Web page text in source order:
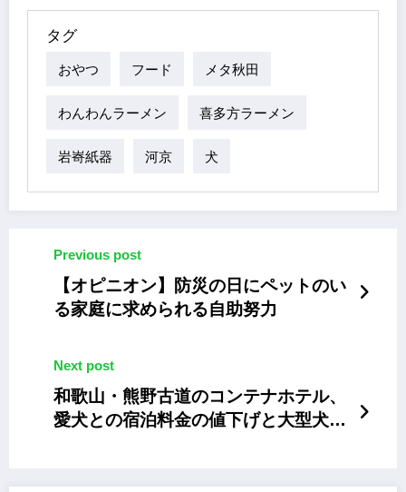
タグ
おやつ フード メタ秋田
わんわんラーメン 喜多方ラーメン
岩㟢紙器 河京 犬
Previous post
【オピニオン】防災の日にペットのい
る家庭に求められる自助努力
Next post
和歌山・熊野古道のコンテナホテル、
愛犬との宿泊料金の値下げと大型犬の